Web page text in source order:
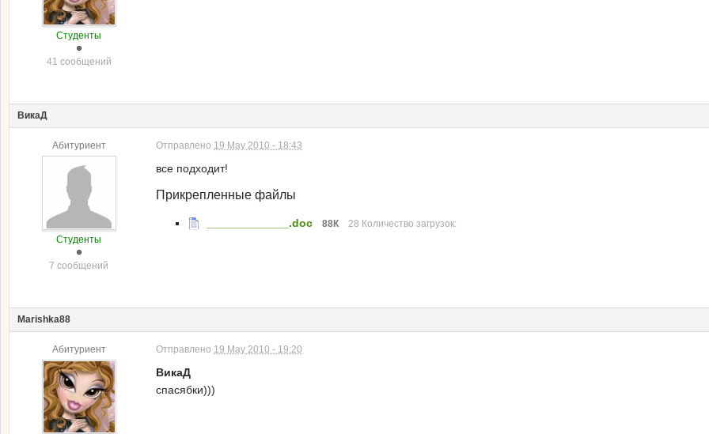
Студенты
41 сообщений
ВикаД
Абитуриент
Студенты
7 сообщений
Отправлено 19 May 2010 - 18:43
все подходит!
Прикрепленные файлы
_____________.doc 88К 28 Количество загрузок:
Marishka88
Абитуриент Отправлено 19 May 2010 - 19:20
ВикаД
спасябки)))